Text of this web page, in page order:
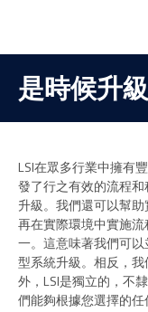
是時候升
LSI在眾多行業中擁有
發了行之有效的流程
升級。我們還可以幫
再在實際環境中實施
一。這意味著我們可
型系統升級。相反，
外，LSI是獨立的，不
們能夠根據您選擇的